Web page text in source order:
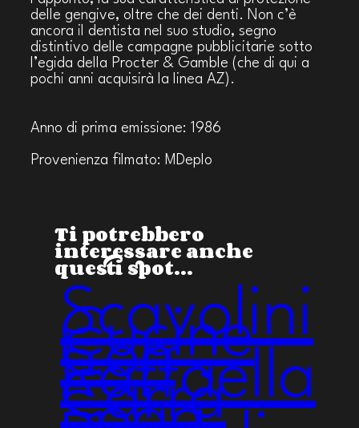
delle gengive, oltre che dei denti. Non c’è
ancora il dentista nel suo studio, segno
distintivo delle campagne pubblicitarie sotto
l’egida della Procter & Gamble (che di qui a
pochi anni acquisirà la linea AZ).
Anno di prima emissione: 1986
Provenienza filmato: MDeplo
Ti potrebbero
interessare anche
questi spot…
Scavolini
Cucine
Con
Raffaella
Carrà